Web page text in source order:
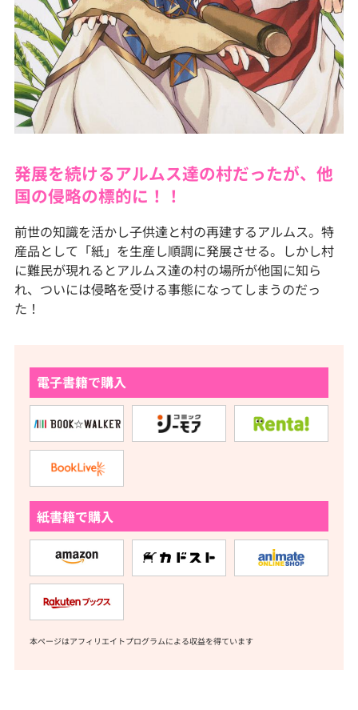
発展を続けるアルムス達の村だったが、他
国の侵略の標的に！！
前世の知識を活かし子供達と村の再建するアルムス。特
産品として「紙」を生産し順調に発展させる。しかし村
に難民が現れるとアルムス達の村の場所が他国に知ら
れ、ついには侵略を受ける事態になってしまうのだっ
た！
電子書籍で購入
紙書籍で購入
本ページはアフィリエイトプログラムによる収益を得ています